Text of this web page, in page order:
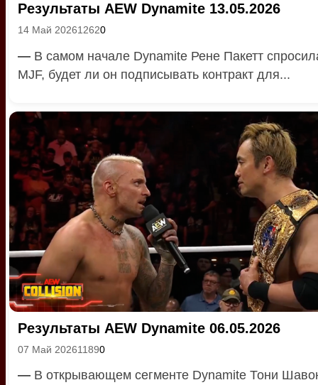
Результаты AEW Dynamite 13.05.2026
14 Май 202612620
— В самом начале Dynamite Рене Пакетт
MJF, будет ли он подписывать контракт для...
Результаты AEW Dynamite 06.05.2026
07 Май 202611890
— В открывающем сегменте Dynamite Тони